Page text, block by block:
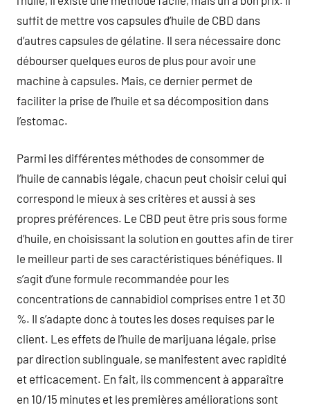
suffit de mettre vos capsules d’huile de CBD dans
d’autres capsules de gélatine. Il sera nécessaire donc
débourser quelques euros de plus pour avoir une
machine à capsules. Mais, ce dernier permet de
faciliter la prise de l’huile et sa décomposition dans
l’estomac.
Parmi les différentes méthodes de consommer de
l’huile de cannabis légale, chacun peut choisir celui qui
correspond le mieux à ses critères et aussi à ses
propres préférences. Le CBD peut être pris sous forme
d’huile, en choisissant la solution en gouttes afin de tirer
le meilleur parti de ses caractéristiques bénéfiques. Il
s’agit d’une formule recommandée pour les
concentrations de cannabidiol comprises entre 1 et 30
%. Il s’adapte donc à toutes les doses requises par le
client. Les effets de l’huile de marijuana légale, prise
par direction sublinguale, se manifestent avec rapidité
et efficacement. En fait, ils commencent à apparaître
en 10/15 minutes et les premières améliorations sont